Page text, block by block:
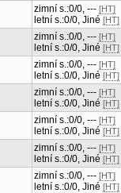
zimní s.:0/0, --- [HT]
letní s.:0/0, Jiné [HT]
zimní s.:0/0, --- [HT]
letní s.:0/0, Jiné [HT]
zimní s.:0/0, --- [HT]
letní s.:0/0, Jiné [HT]
zimní s.:0/0, --- [HT]
letní s.:0/0, Jiné [HT]
zimní s.:0/0, --- [HT]
letní s.:0/0, Jiné [HT]
zimní s.:0/0, --- [HT]
letní s.:0/0, Jiné [HT]
zimní s.:0/0, --- [HT]
letní s.:0/0, Jiné [HT]